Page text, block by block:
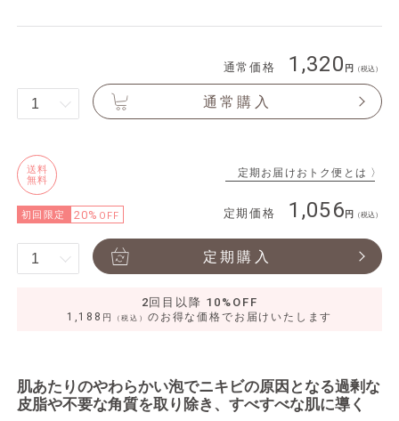
通常価格 1,320 （税込）
通常購入
初回限定 20% OFF
定期お届けおトク便とは 〉
定期価格
送料
無料
1,056 （税込）
定期購入
2回目以降 10%OFF
1,188 円 （税込） のお得な価格でお届けいたします
肌あたりのやわらかい泡でニキビの原因となる過剰な
皮脂や不要な角質を取り除き、すべすべな肌に導く